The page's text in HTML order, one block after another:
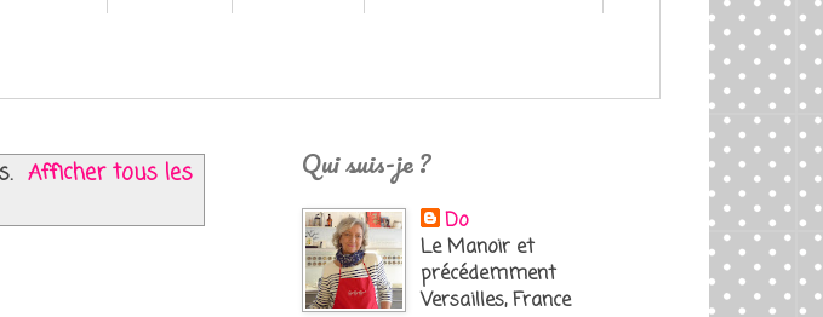
. Afficher tous les
Qui suis-je ?
Do
Le Manoir et
précédemment
Versailles, France